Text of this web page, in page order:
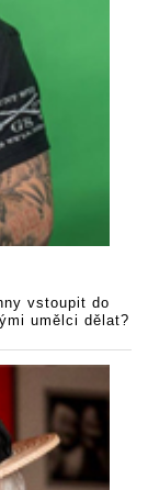
vstoupit do
umělci dělat?